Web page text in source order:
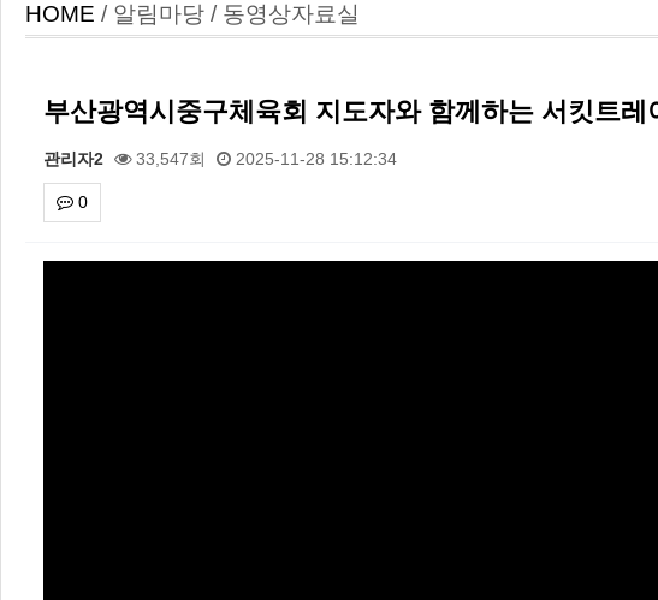
HOME / 알림마당 / 동영상자료실
부산광역시중구체육회 지도자와 함께하는 서킷트레
관리자2 33,547회 2025-11-28 15:12:34
0